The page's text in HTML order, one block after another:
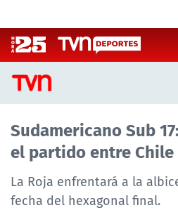
CASTING MASTERCHEF CHILE
CASTING TVN VERTICAL
TVN VERTICAL
Sudamericano Sub
el partido entre
La Roja enfrentará a la
fecha del hexagonal final.